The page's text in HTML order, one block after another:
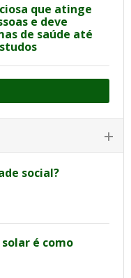
que atinge
e deve
de saúde até
social?
é como